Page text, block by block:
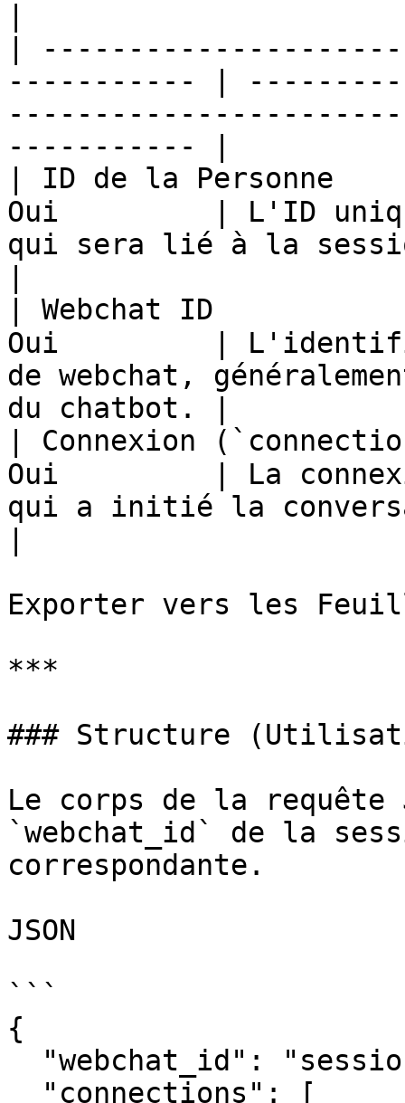
|
----------- |
----------- |
| ID de la
Oui         | L'ID
qui sera lié à la
| Webchat ID
Oui         |
de webchat,
du chatbot. |
| Connexion
Oui         | La
qui a initié la
Exporter vers les
***
### Structure
Le corps de la
`webchat_id` de la
correspondante.
JSON
```
{